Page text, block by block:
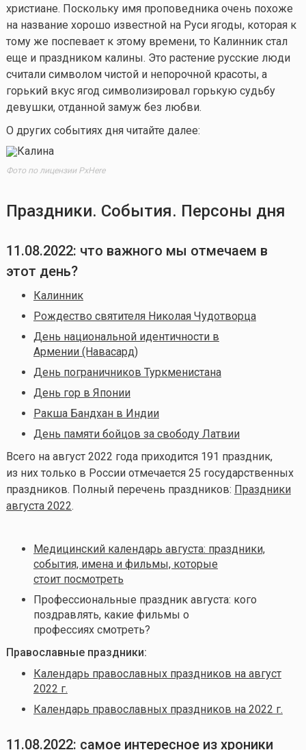
христиане. Поскольку имя проповедника очень похоже
на название хорошо известной на Руси ягоды, которая к
тому же поспевает к этому времени, то Калинник стал
еще и праздником калины. Это растение русские люди
считали символом чистой и непорочной красоты, а
горький вкус ягод символизировал горькую судьбу
девушки, отданной замуж без любви.
О других событиях дня читайте далее:
Фото по лицензии PxHere
Праздники. События. Персоны дня
11.08.2022: что важного мы отмечаем в
этот день?
Калинник
Рождество святителя Николая Чудотворца
День национальной идентичности в
Армении (Навасард)
День пограничников Туркменистана
День гор в Японии
Ракша Бандхан в Индии
День памяти бойцов за свободу Латвии
Всего на август 2022 года приходится 191 праздник,
из них только в России отмечается 25 государственных
праздников. Полный перечень праздников: Праздники
августа 2022.
Медицинский календарь августа: праздники,
события, имена и фильмы, которые
стоит посмотреть
Профессиональные праздник августа: кого
поздравлять, какие фильмы о
профессиях смотреть?
Православные праздники:
Календарь православных праздников на август
2022 г.
Календарь православных праздников на 2022 г.
11.08.2022: самое интересное из хроники